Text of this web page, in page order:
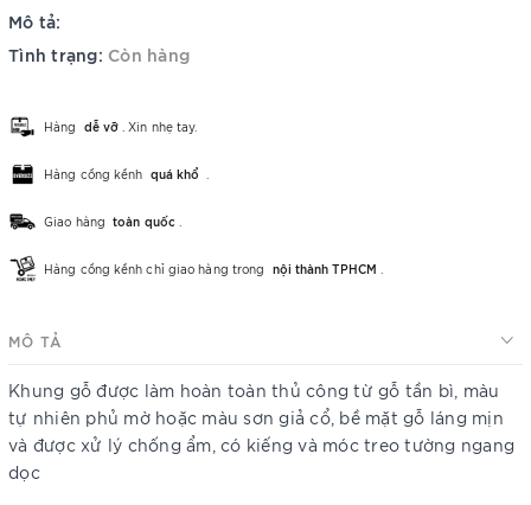
Mô tả:
Tình trạng: Còn hàng
Hàng dễ vỡ . Xin nhẹ tay.
Hàng cồng kềnh quá khổ
Giao hàng toàn quốc
Hàng cồng kềnh chỉ giao hàng trong nội thành TPHCM
MÔ TẢ
Khung gỗ được làm hoàn toàn thủ công từ gỗ tần bì, màu
tự nhiên phủ mờ hoặc màu sơn giả cổ, bề mặt gỗ láng mịn
và được xử lý chống ẩm, có kiếng và móc treo tường ngang
dọc